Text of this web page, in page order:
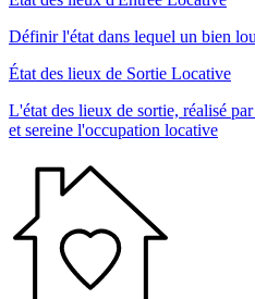
Définir l'état dans lequel un bien
État des lieux de Sortie Locative
L'état des lieux de sortie, réalisé
et sereine l'occupation locative